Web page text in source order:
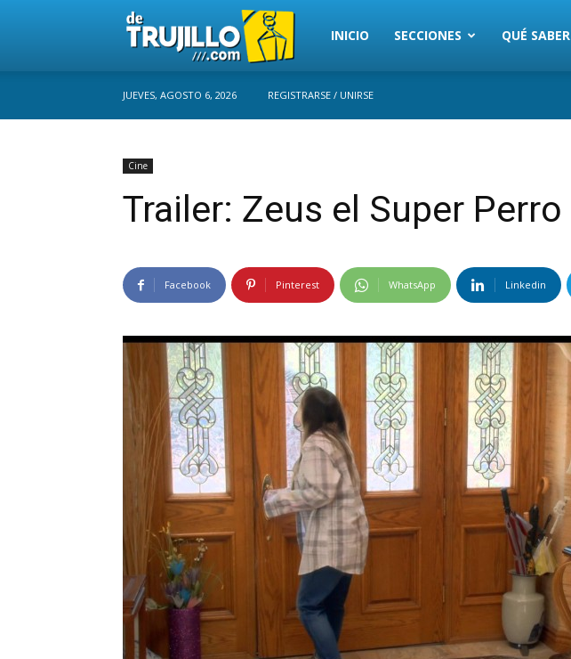
Trujillo
INICIO SECCIONES QUÉ SABER
JUEVES, AGOSTO 6, 2026 REGISTRARSE / UNIRSE
Cine
Trailer: Zeus el Super Perro
Facebook Pinterest WhatsApp Linkedin